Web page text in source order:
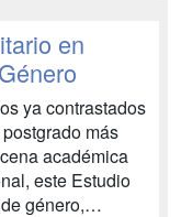
que podrían
en
ya contrastados
más
académica
este Estudio
género,